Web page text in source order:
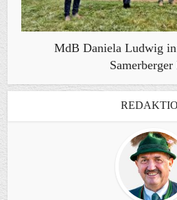
MdB Daniela Ludwig